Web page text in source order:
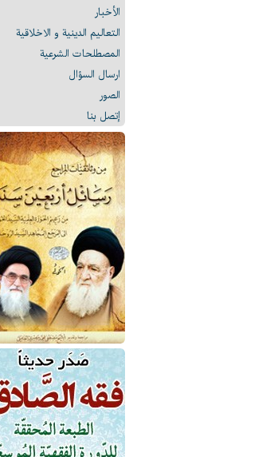
الأخبار
التعالیم الدینیة و الاخلاقیة
المصطلحات الشرعیة
ارسال السؤال
الصور
إتصل بنا